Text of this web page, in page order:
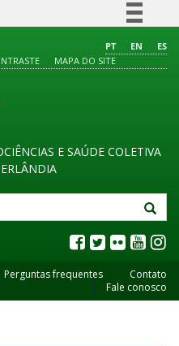
Comunica BR
PT EN
ES
MAPA DO SITE
E SAÚDE COLETIVA
Perguntas frequentes
Contato
Fale conosco